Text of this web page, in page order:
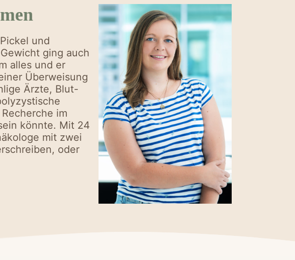
und
ging auch
alles und er
Überweisung
Ärzte, Blut-
im
könnte. Mit 24
mit zwei
oder